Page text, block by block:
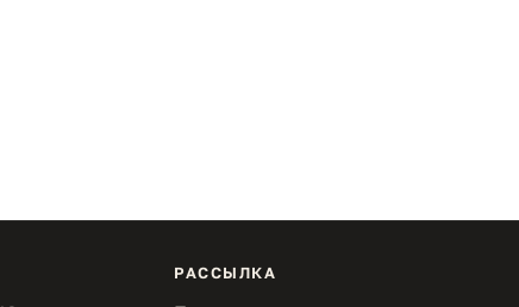
РАССЫЛКА